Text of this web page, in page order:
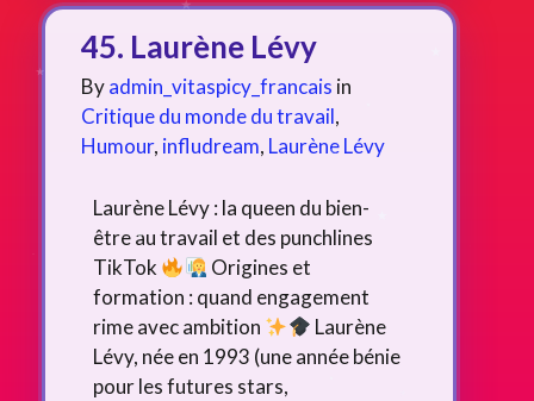
45. Laurène Lévy
Byadmin_vitaspicy_francais in
Critique du monde du travail,
Humour, infludream, Laurène Lévy
Laurène Lévy : la queen du bien-
être au travail et des punchlines
TikTok
Origines et
formation : quand engagement
rime avec ambition
Laurène
Lévy, née en 1993 (une année bénie
pour les futures stars,